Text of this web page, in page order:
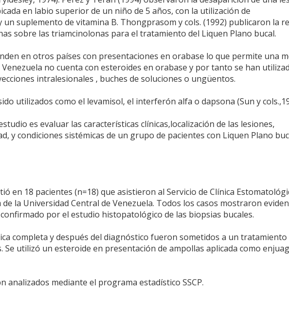
en labio superior de un niño de 5 años, con la utilización de
suplemento de vitamina B. Thongprasom y cols. (1992) publicaron la
sobre las triamcinolonas para el tratamiento del Liquen Plano bucal.
en otros países con presentaciones en orabase lo que permite una
no cuenta con esteroides en orabase y por tanto se han
intralesionales , buches de soluciones o ungüentos.
utilizados como el levamisol, el interferón alfa o dapsona (Sun y
es evaluar las características clínicas,localización de las lesiones,
y condiciones sistémicas de un grupo de pacientes con Liquen Plano
en 18 pacientes (n=18) que asistieron al Servicio de Clínica
la Universidad Central de Venezuela. Todos los casos mostraron
por el estudio histopatológico de las biopsias bucales.
completa y después del diagnóstico fueron sometidos a un tratamiento
Se utilizó un esteroide en presentación de ampollas aplicada como
analizados mediante el programa estadístico SSCP.